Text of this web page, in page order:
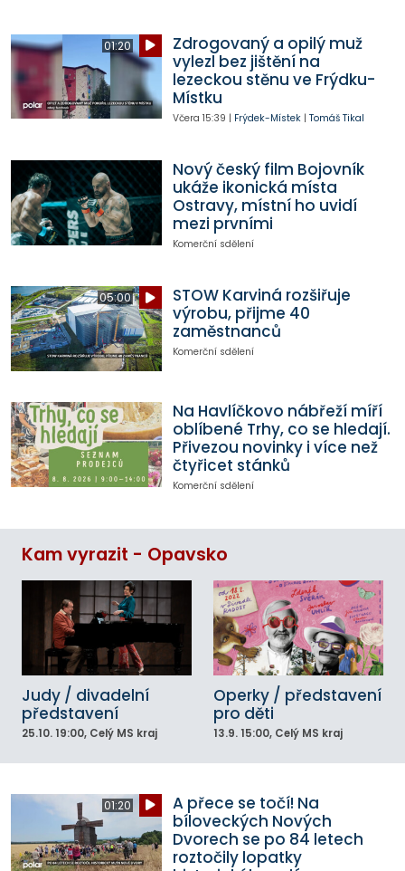
01:20
Zdrogovaný a opilý muž
vylezl bez jištění na
lezeckou stěnu ve Frýdku-
Místku
Včera 15:39 | Frýdek-Místek| Tomáš Tikal
Nový český film Bojovník
ukáže ikonická místa
Ostravy, místní ho uvidí
mezi prvními
Komerční sdělení
05:00
STOW Karviná rozšiřuje
výrobu, přijme 40
zaměstnanců
Komerční sdělení
Na Havlíčkovo nábřeží míří
oblíbené Trhy, co se hledají.
Přivezou novinky i více než
čtyřicet stánků
Komerční sdělení
Kam vyrazit - Opavsko
Judy / divadelní
představení
25.10. 19:00, Celý MS kraj
Operky / představení
pro děti
13.9. 15:00, Celý MS kraj
01:20
A přece se točí! Na
bíloveckých Nových
Dvorech se po 84 letech
roztočily lopatky